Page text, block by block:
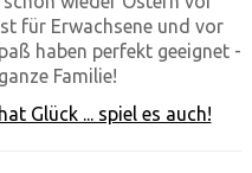
für Erwachsene und vor
haben perfekt geeignet -
Familie!